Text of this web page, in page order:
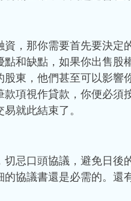
，那你需要首先要決定
和缺點，如果你出售股
東，他們甚至可以影響
項視作貸款，你便必須
就此結束了。
忌口頭協議，避免日後
協議書還是必需的。還